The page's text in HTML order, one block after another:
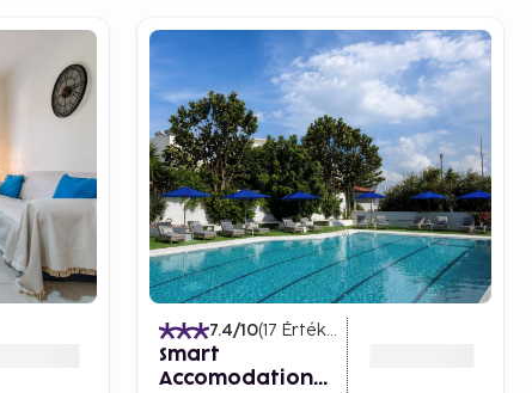
7.4/10(17 Értékelések
Smart
Accomodation